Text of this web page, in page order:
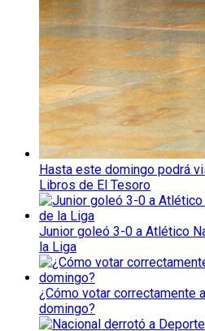
Hasta este domingo podrá
Libros de El Tesoro
Junior goleó 3-0 a Atlético
la Liga
¿Cómo votar correctamente
domingo?